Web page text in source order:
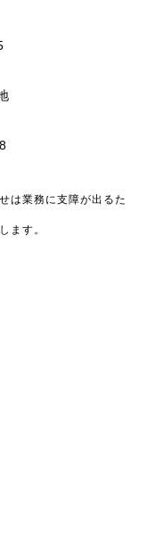
は業務に支障が出るた
ます。